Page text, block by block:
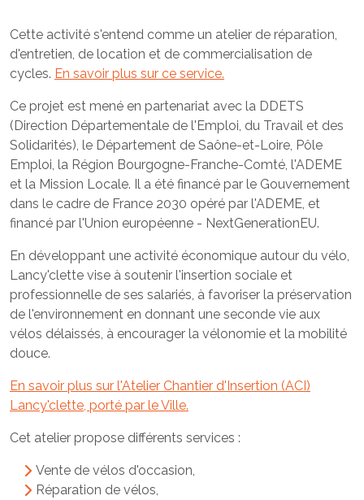
Cette activité s'entend comme un atelier de réparation,
d'entretien, de location et de commercialisation de
cycles. En savoir plus sur ce service.
Ce projet est mené en partenariat avec la DDETS
(Direction Départementale de l'Emploi, du Travail et des
Solidarités), le Département de Saône-et-Loire, Pôle
Emploi, la Région Bourgogne-Franche-Comté, l'ADEME
et la Mission Locale. Il a été financé par le Gouvernement
dans le cadre de France 2030 opéré par l'ADEME, et
financé par l'Union européenne - NextGenerationEU.
En développant une activité économique autour du vélo,
Lancy'clette vise à soutenir l'insertion sociale et
professionnelle de ses salariés, à favoriser la préservation
de l'environnement en donnant une seconde vie aux
vélos délaissés, à encourager la vélonomie et la mobilité
douce.
En savoir plus sur l'Atelier Chantier d'Insertion (ACI)
Lancy'clette, porté par le Ville.
Cet atelier propose différents services :
Vente de vélos d'occasion,
Réparation de vélos,